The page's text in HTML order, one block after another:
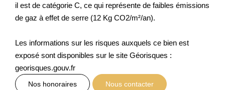
il est de catégorie C, ce qui représente de faibles émissions
de gaz à effet de serre (12 Kg CO2/m²/an).
Les informations sur les risques auxquels ce bien est
exposé sont disponibles sur le site Géorisques :
georisques.gouv.fr
Nos honoraires Nous contacter